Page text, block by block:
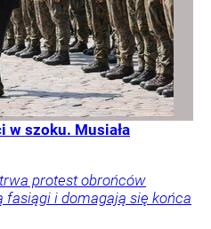
w szoku. Musiała
protest obrońców
i domagają się końca